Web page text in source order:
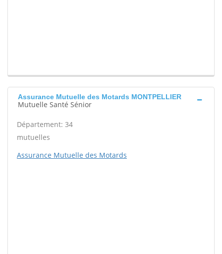
Assurance Mutuelle des Motards MONTPELLIER
Mutuelle Santé Sénior
Département: 34
mutuelles
Assurance Mutuelle des Motards